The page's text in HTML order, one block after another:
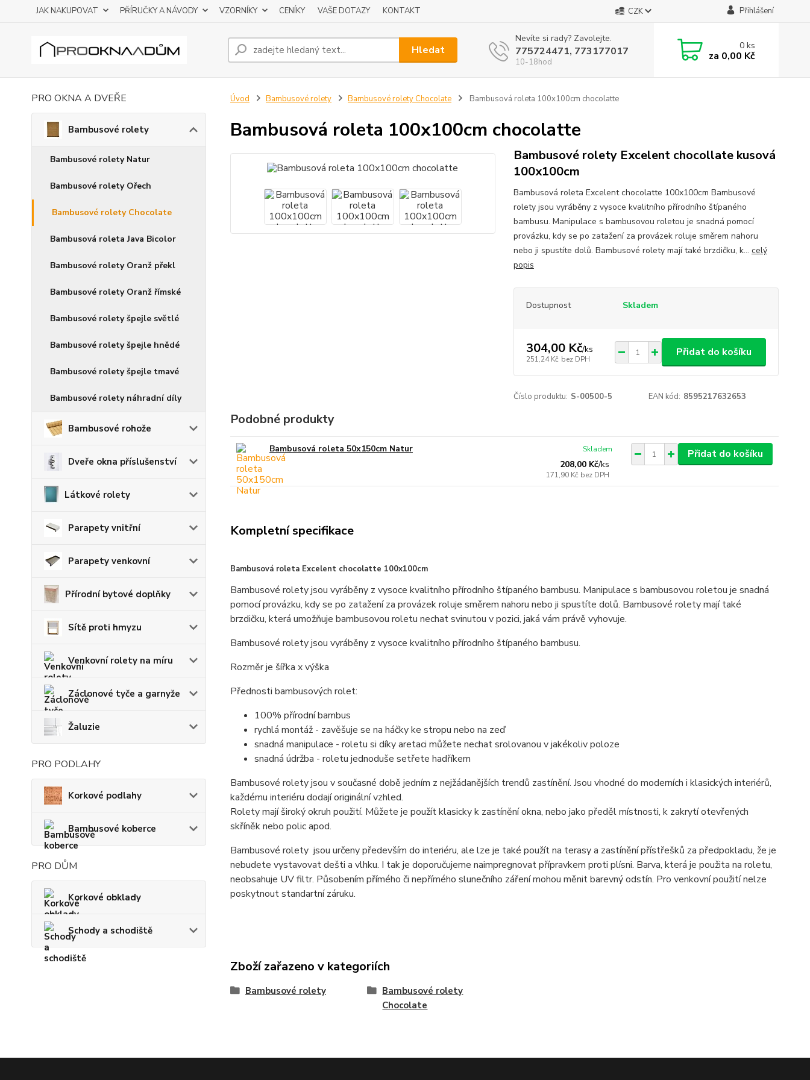
JAK NAKUPOVAT PŘÍRUČKY A NÁVODY VZORNÍKY CENÍKY VAŠE DOTAZY KONTAKT CZK Přihlášení
Hledat
Nevíte si rady? Zavolejte.
775724471, 773177017
10-18hod
0ks
za 0,00 Kč
PRO OKNA A DVEŘE
Bambusové rolety
Bambusové rolety Natur
Bambusové rolety Ořech
Bambusové rolety Chocolate
Bambusová roleta Java Bicolor
Bambusové rolety Oranž překl
Bambusové rolety Oranž římské
Bambusové rolety špejle světlé
Bambusové rolety špejle hnědé
Bambusové rolety špejle tmavé
Bambusové rolety náhradní díly
Bambusové rohože
Dveře okna příslušenství
Látkové rolety
Parapety vnitřní
Parapety venkovní
Přírodní bytové doplňky
Sítě proti hmyzu
Venkovní rolety na míru
Záclonové tyče a garnyže
Žaluzie
PRO PODLAHY
Korkové podlahy
Bambusové koberce
PRO DŮM
Korkové obklady
Schody a schodiště
Úvod Bambusové rolety Bambusové rolety Chocolate Bambusová roleta 100x100cm chocolatte
Bambusová roleta 100x100cm chocolatte
Bambusové rolety Excelent chocollate kusová
100x100cm
Bambusová roleta Excelent chocolatte 100x100cm Bambusové
rolety jsou vyráběny z vysoce kvalitního přírodního štípaného
bambusu. Manipulace s bambusovou roletou je snadná pomocí
provázku, kdy se po zatažení za provázek roluje směrem nahoru
nebo ji spustíte dolů. Bambusové rolety mají také brzdičku, k... celý
popis
Dostupnost Skladem
304,00 Kč/ks
251,24 Kč bez DPH
Přidat do košíku
Číslo produktu: S-00500-5 EAN kód: 8595217632653
Podobné produkty
Bambusová roleta 50x150cm Natur
208,00 Kč/ks
171,90 Kč bez DPH
Skladem Přidat do košíku
Kompletní specifikace
Bambusová roleta Excelent chocolatte 100x100cm
Bambusové rolety jsou vyráběny z vysoce kvalitního přírodního štípaného bambusu. Manipulace s bambusovou roletou je snadná
pomocí provázku, kdy se po zatažení za provázek roluje směrem nahoru nebo ji spustíte dolů. Bambusové rolety mají také
brzdičku, která umožňuje bambusovou roletu nechat svinutou v pozici, jaká vám právě vyhovuje.
Bambusové rolety jsou vyráběny z vysoce kvalitního přírodního štípaného bambusu.
Rozměr je šířka x výška
Přednosti bambusových rolet:
100% přírodní bambus
rychlá montáž - zavěšuje se na háčky ke stropu nebo na zeď
snadná manipulace - roletu si díky aretaci můžete nechat srolovanou v jakékoliv poloze
snadná údržba - roletu jednoduše setřete hadříkem
Bambusové rolety jsou v současné době jedním z nejžádanějších trendů zastínění. Jsou vhodné do moderních i klasických interiérů,
každému interiéru dodají originální vzhled.
Rolety mají široký okruh použití. Můžete je použít klasicky k zastínění okna, nebo jako předěl místnosti, k zakrytí otevřených
skříněk nebo polic apod.
Bambusové rolety jsou určeny především do interiéru, ale lze je také použít na terasy a zastínění přístřešků za předpokladu, že je
nebudete vystavovat dešti a vlhku. I tak je doporučujeme naimpregnovat přípravkem proti plísni. Barva, která je použita na roletu,
neobsahuje UV filtr. Působením přímého či nepřímého slunečního záření mohou měnit barevný odstín. Pro venkovní použití nelze
poskytnout standartní záruku.
Zboží zařazeno v kategoriích
Bambusové rolety
Bambusové rolety
Chocolate